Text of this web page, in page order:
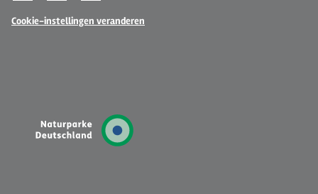
Cookie-instellingen veranderen